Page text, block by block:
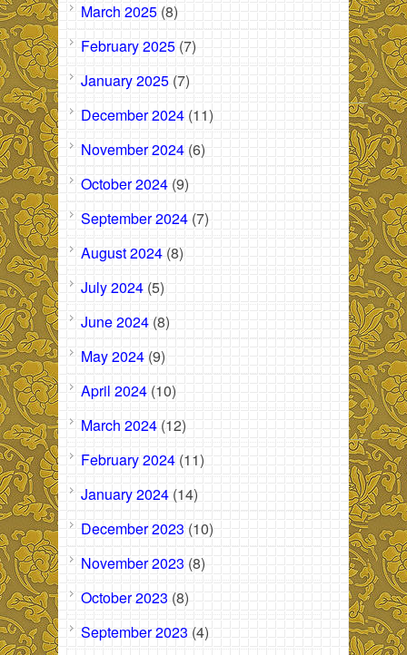
March 2025 (8)
February 2025 (7)
January 2025 (7)
December 2024 (11)
November 2024 (6)
October 2024 (9)
September 2024 (7)
August 2024 (8)
July 2024 (5)
June 2024 (8)
May 2024 (9)
April 2024 (10)
March 2024 (12)
February 2024 (11)
January 2024 (14)
December 2023 (10)
November 2023 (8)
October 2023 (8)
September 2023 (4)